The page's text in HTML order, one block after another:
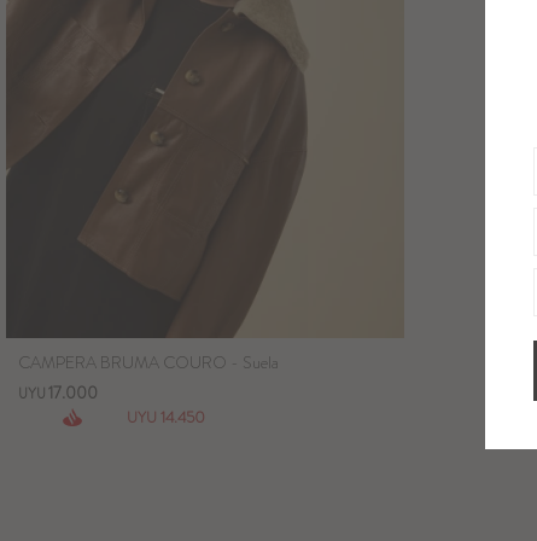
CAMPERA BRUMA COURO - Suela
UYU17.000
UYU 14.450